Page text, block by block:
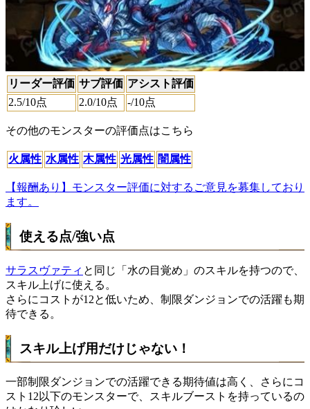
リーダー評価 サブ評価 アシスト評価
2.5/10点 2.0/10点 -/10点
その他のモンスターの評価点はこちら
火属性 水属性 木属性 光属性 闇属性
【報酬あり】モンスター評価に対するご意見を募集しており
ます。
使える点/強い点
サラスヴァティ と同じ「水の目覚め」のスキルを持つので、
スキル上げに使える。
さらにコストが12と低いため、制限ダンジョンでの活躍も期
待できる。
スキル上げ用だけじゃない！
一部制限ダンジョンでの活躍できる期待値は高く、さらに コ
スト12以下のモンスターで、スキルブーストを持っているの